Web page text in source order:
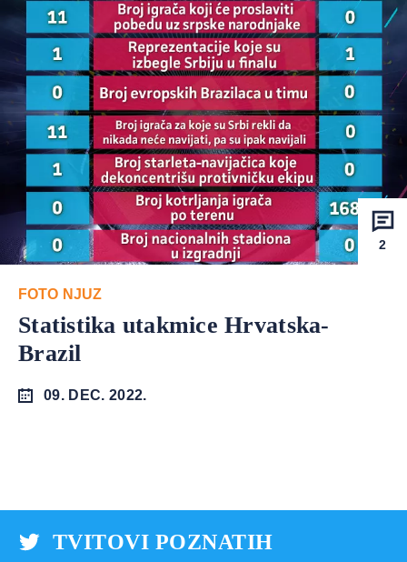
2
FOTO NJUZ
Statistika utakmice Hrvatska-
Brazil
09. DEC. 2022.
TVITOVI POZNATIH